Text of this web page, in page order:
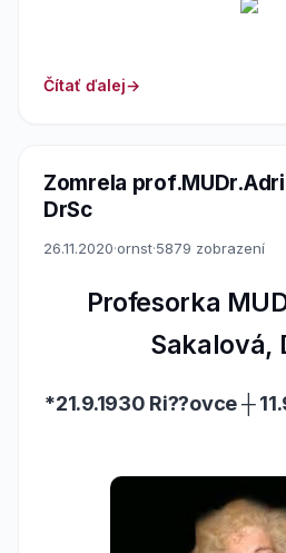
Čítať ďalej
Zomrela
DrSc
26.11.2020·ornst·5879 zobrazení
Profesorka
Sakalová,
*21.9.1930 Ri??ovce ┼